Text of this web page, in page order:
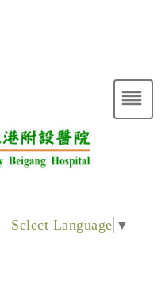
Select Language ▼